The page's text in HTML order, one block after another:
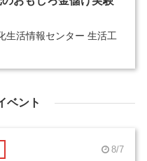
生活情報センター 生活工
ベント
8/7